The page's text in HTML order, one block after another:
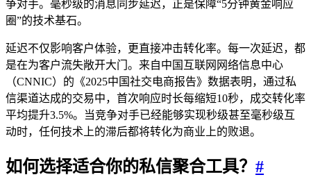
争对手。毫秒级的消息同步延迟，正是保障“5分钟黄金响应
圈”的技术基石。
延迟不仅影响客户体验，更直接冲击转化率。每一次延迟，都
是在为客户流失敞开大门。来自中国互联网网络信息中心
（CNNIC）的《2025中国社交电商报告》数据表明，通过私
信渠道达成的交易中，首次响应时长每缩短10秒，成交转化率
平均提升3.5%。当竞争对手已经能够实现秒级甚至毫秒级互
动时，任何技术上的滞后都将转化为商业上的败退。
如何选择适合你的私信聚合工具？ #